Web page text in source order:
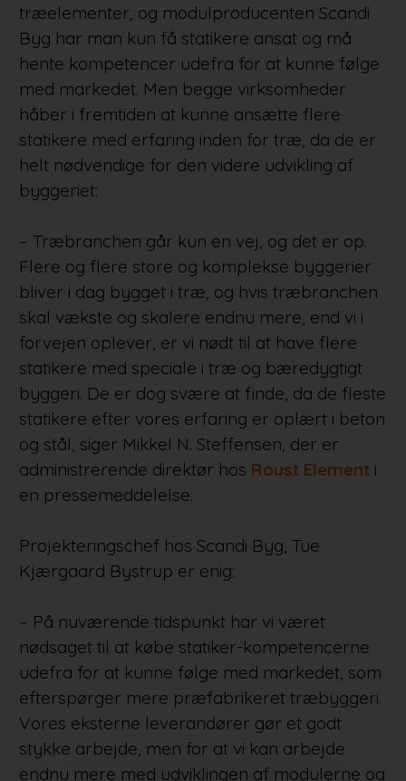
træelementer, og modulproducenten Scandi
Byg har man kun få statikere ansat og må
hente kompetencer udefra for at kunne følge
med markedet. Men begge virksomheder
håber i fremtiden at kunne ansætte flere
statikere med erfaring inden for træ, da de er
helt nødvendige for den videre udvikling af
byggeriet:
– Træbranchen går kun en vej, og det er op.
Flere og flere store og komplekse byggerier
bliver i dag bygget i træ, og hvis træbranchen
skal vækste og skalere endnu mere, end vi i
forvejen oplever, er vi nødt til at have flere
statikere med speciale i træ og bæredygtigt
byggeri. De er dog svære at finde, da de fleste
statikere efter vores erfaring er oplært i beton
og stål, siger Mikkel N. Steffensen, der er
administrerende direktør hos Roust Elementi
en pressemeddelelse.
Projekteringschef hos Scandi Byg, Tue
Kjærgaard Bystrup er enig:
– På nuværende tidspunkt har vi været
nødsaget til at købe statiker-kompetencerne
udefra for at kunne følge med markedet, som
efterspørger mere præfabrikeret træbyggeri.
Vores eksterne leverandører gør et godt
stykke arbejde, men for at vi kan arbejde
endnu mere med udviklingen af modulerne og